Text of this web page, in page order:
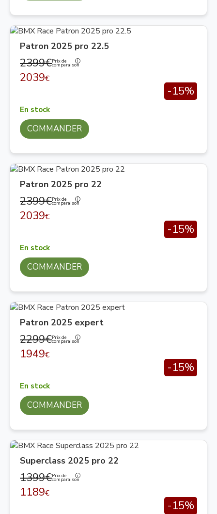
Patron 2025 pro 22.5
2399€Prix de
comparaison
2039€
-15%
En stock
COMMANDER
Patron 2025 pro 22
2399€Prix de
comparaison
2039€
-15%
En stock
COMMANDER
Patron 2025 expert
2299€Prix de
comparaison
1949€
-15%
En stock
COMMANDER
Superclass 2025 pro 22
1399€Prix de
comparaison
1189€
-15%